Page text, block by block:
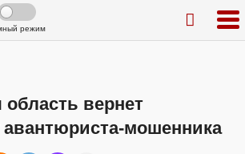
режим
область вернет
авантюриста-мошенника